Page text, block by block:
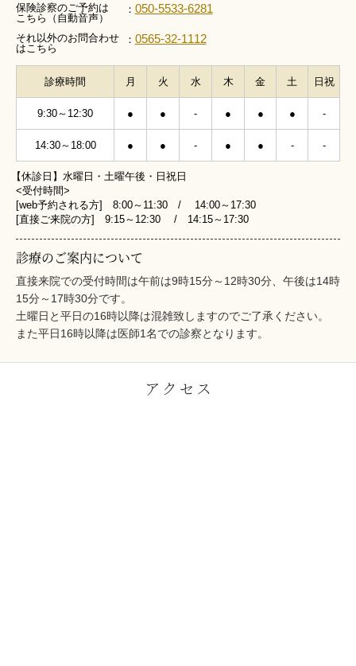
保険診察のご予約は
こちら（自動音声）
： 050-5533-6281
それ以外のお問合わせ
はこちら
： 0565-32-1112
診療時間 月 火 水 木 金 土 日祝
9:30～12:30 ● ● - ● ● ● -
14:30～18:00 ● ● - ● ● - -
【休診日】水曜日・土曜午後・日祝日
<受付時間>
[web予約される方] 8:00～11:30 / 14:00～17:30
[直接ご来院の方] 9:15～12:30 / 14:15～17:30
診療のご案内について
直接来院での受付時間は午前は9時15分～12時30分、午後は14時
15分～17時30分です。
土曜日と平日の16時以降は混雑致しますのでご了承ください。
また平日16時以降は医師1名での診察となります。